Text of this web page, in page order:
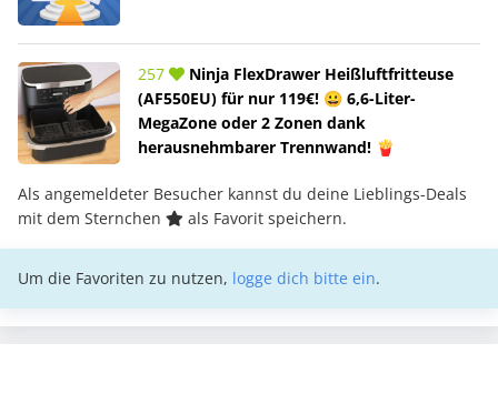
257
Ninja FlexDrawer Heißluftfritteuse
(AF550EU) für nur 119€! 😀 6,6-Liter-
MegaZone oder 2 Zonen dank
herausnehmbarer Trennwand! 🍟
Als angemeldeter Besucher kannst du deine Lieblings-Deals
mit dem Sternchen
als Favorit speichern.
Um die Favoriten zu nutzen, logge dich bitte ein.